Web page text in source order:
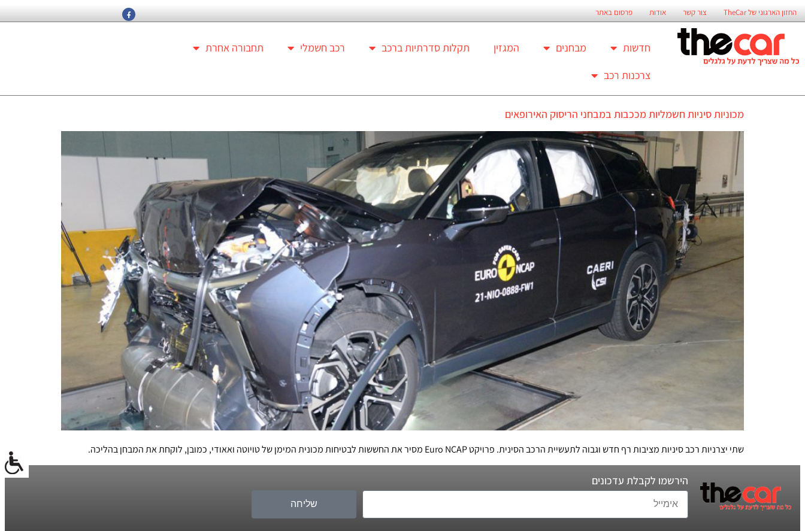
החזון הארגוני של TheCar צור קשר אודות פרסום באתר
חדשות מבחנים המגזין תקלות סדרתיות ברכב רכב חשמלי
תחבורה אחרת
צרכנות רכב
מכוניות סיניות חשמליות מככבות במבחני הריסוק האירופאים
שתי יצרניות רכב סיניות מציבות רף חדש וגבוה לתעשיית הרכב הסינית. פרויקט Euro NCAP מסיר את החששות לבטיחות מכונית המימן של טויוטה ואאודי, כמובן, לוקחת את המבחן בהליכה.
הירשמו לקבלת עדכונים
שליחה